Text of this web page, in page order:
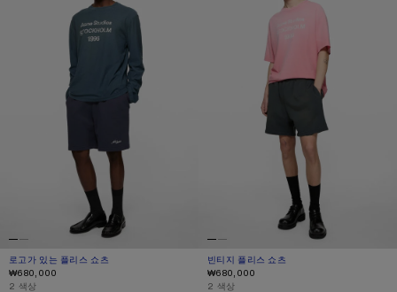
로고가 있는 플리스 쇼츠
현재 색상: 다크 네이비
가격: ₩680,000.
₩680,000
,2 색상
빈티지 플리스 쇼츠
현재 색상: 페이딩 블랙
가격: ₩680,000.
₩680,000
,2 색상